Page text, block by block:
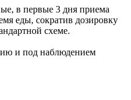
в первые 3 дня приема
еды, сократив дозировку
схеме.
и под наблюдением